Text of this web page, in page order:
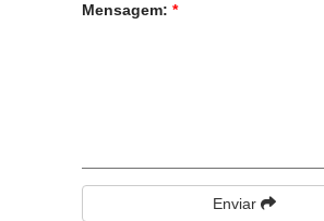
Mensagem: *
Enviar